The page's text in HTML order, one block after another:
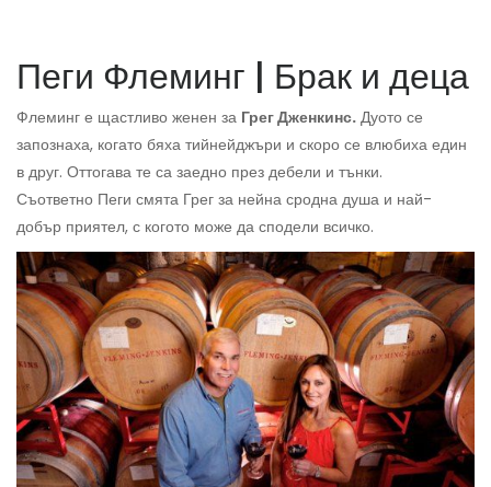
Пеги Флеминг | Брак и деца
Флеминг е щастливо женен за Грег Дженкинс. Дуото се
запознаха, когато бяха тийнейджъри и скоро се влюбиха един
в друг. Оттогава те са заедно през дебели и тънки.
Съответно Пеги смята Грег за нейна сродна душа и най-
добър приятел, с когото може да сподели всичко.